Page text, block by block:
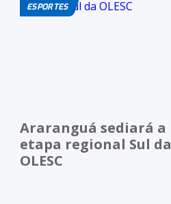
ESPORTES
Araranguá sediará a
etapa regional Sul da
OLESC